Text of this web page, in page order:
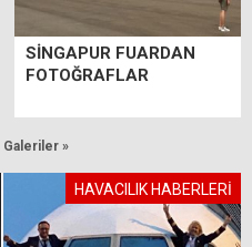
SİNGAPUR FUARDAN
FOTOĞRAFLAR
»
HAVACILIK HABERLERİ